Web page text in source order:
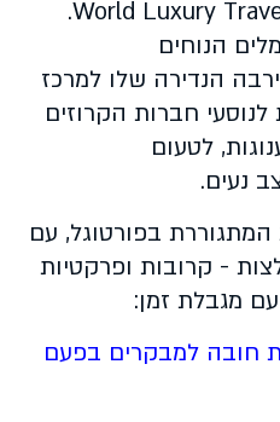
במסגרת World Luxury Travel Awards 2025.
הנוחים
הנדירה שלו למרכז
חברות הקרוזים
לטעום
נעים.
בפורטוגל, עם
- קרובות ופרקטיות
מגבלת זמן:
3 אטרקציות חובה למבקרים בפעם